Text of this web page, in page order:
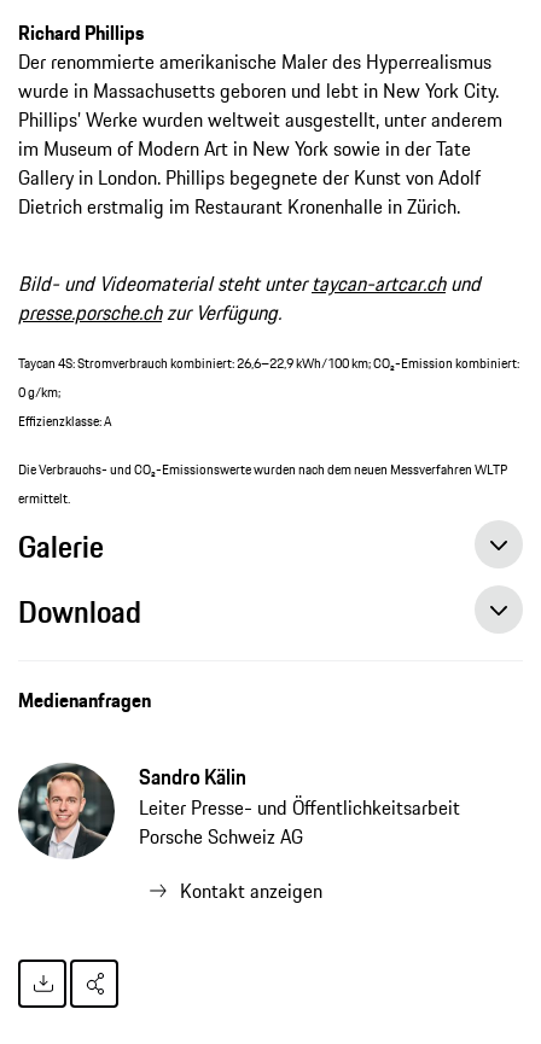
Richard Phillips
Der renommierte amerikanische Maler des Hyperrealismus
wurde in Massachusetts geboren und lebt in New York City.
Phillips’ Werke wurden weltweit ausgestellt, unter anderem
im Museum of Modern Art in New York sowie in der Tate
Gallery in London. Phillips begegnete der Kunst von Adolf
Dietrich erstmalig im Restaurant Kronenhalle in Zürich.
Bild- und Videomaterial steht untertaycan-artcar.chund
presse.porsche.chzur Verfügung.
Taycan 4S: Stromverbrauch kombiniert: 26,6–22,9 kWh/100 km; CO₂-Emission kombiniert:
0 g/km;
Effizienzklasse: A
Die Verbrauchs- und CO₂-Emissionswerte wurden nach dem neuen Messverfahren WLTP
ermittelt.
Galerie
Download
Medienanfragen
Sandro Kälin
Leiter Presse- und Öffentlichkeitsarbeit
Porsche Schweiz AG
Kontakt anzeigen